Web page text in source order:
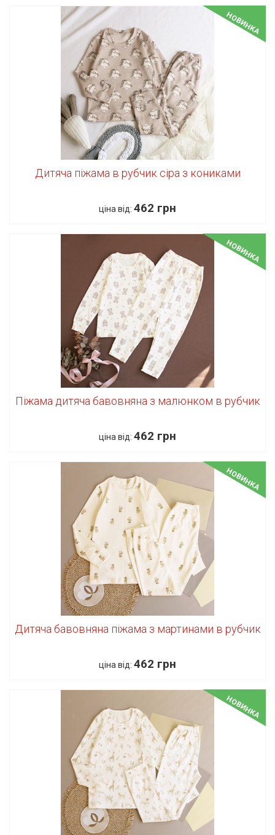
НОВИНКА
Дитяча піжама в рубчик сіра з кониками
ціна від: 462 грн
НОВИНКА
Піжама дитяча бавовняна з малюнком в рубчик
ціна від: 462 грн
НОВИНКА
Дитяча бавовняна піжама з мартинами в рубчик
ціна від: 462 грн
НОВИНКА